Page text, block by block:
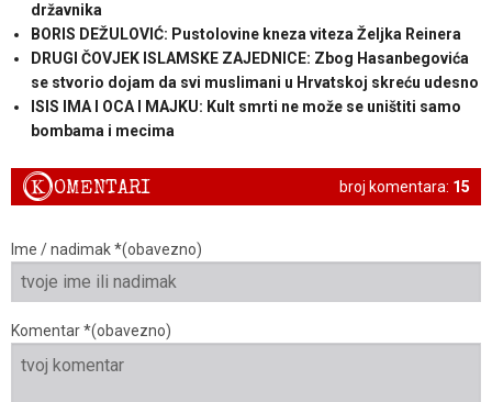
državnika
BORIS DEŽULOVIĆ: Pustolovine kneza viteza Željka Reinera
DRUGI ČOVJEK ISLAMSKE ZAJEDNICE: Zbog Hasanbegovića
se stvorio dojam da svi muslimani u Hrvatskoj skreću udesno
ISIS IMA I OCA I MAJKU: Kult smrti ne može se uništiti samo
bombama i mecima
broj komentara: 15
KOMENTARI
Ime / nadimak *(obavezno)
Komentar *(obavezno)